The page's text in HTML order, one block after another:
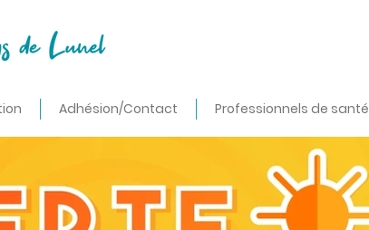
Adhésion/Contact Professionnels de santé